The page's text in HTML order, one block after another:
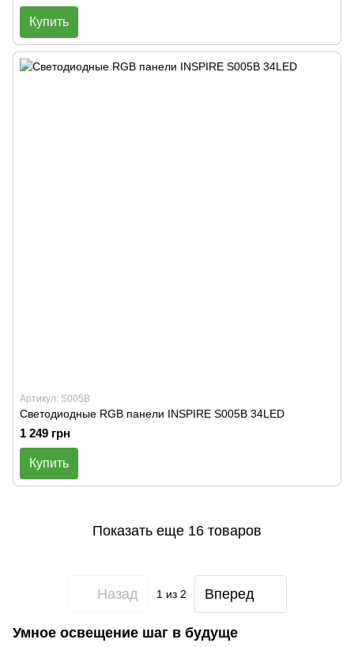
Купить
Артикул: S005B
Светодиодные RGB панели INSPIRE S005B 34LED
1 249 грн
Купить
Показать еще 16 товаров
Назад 1 из 2 Вперед
Умное освещение шаг в будуще